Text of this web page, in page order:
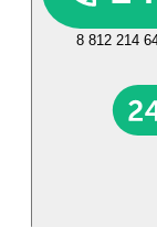
8 812 214